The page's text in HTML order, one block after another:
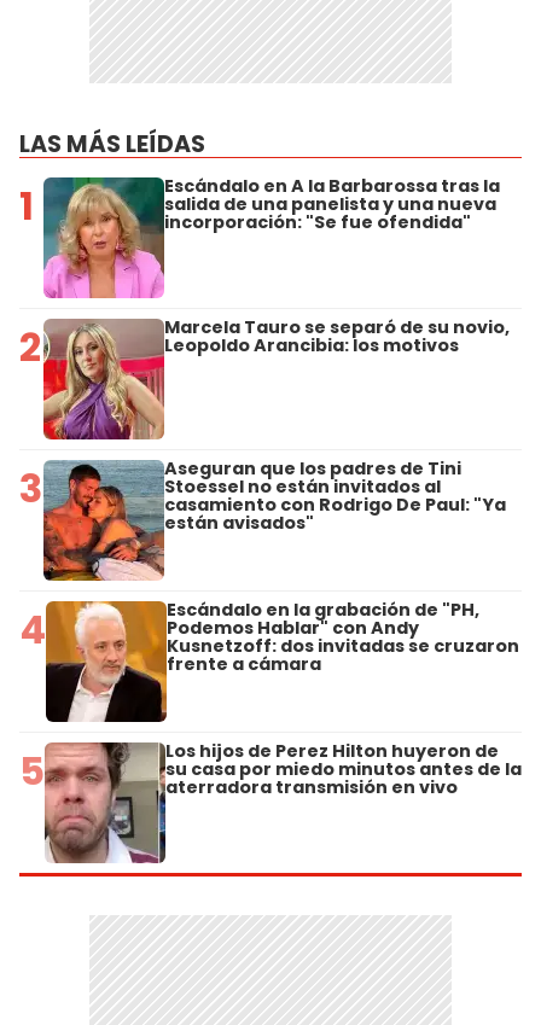
LAS MÁS LEÍDAS
1 Escándalo en A la Barbarossa tras la
salida de una panelista y una nueva
incorporación: "Se fue ofendida"
2 Marcela Tauro se separó de su novio,
Leopoldo Arancibia: los motivos
3 Aseguran que los padres de Tini
Stoessel no están invitados al
casamiento con Rodrigo De Paul: "Ya
están avisados"
4 Escándalo en la grabación de "PH,
Podemos Hablar" con Andy
Kusnetzoff: dos invitadas se cruzaron
frente a cámara
5 Los hijos de Perez Hilton huyeron de
su casa por miedo minutos antes de la
aterradora transmisión en vivo